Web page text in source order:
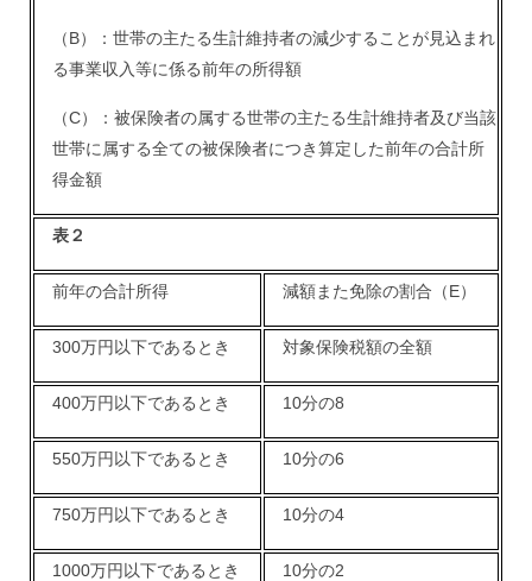
（B）：世帯の主たる生計維持者の減少することが見込まれ
る事業収入等に係る前年の所得額
（C）：被保険者の属する世帯の主たる生計維持者及び当該
世帯に属する全ての被保険者につき算定した前年の合計所
得金額
表２
前年の合計所得 減額また免除の割合（E）
300万円以下であるとき 対象保険税額の全額
400万円以下であるとき 10分の8
550万円以下であるとき 10分の6
750万円以下であるとき 10分の4
1000万円以下であるとき 10分の2